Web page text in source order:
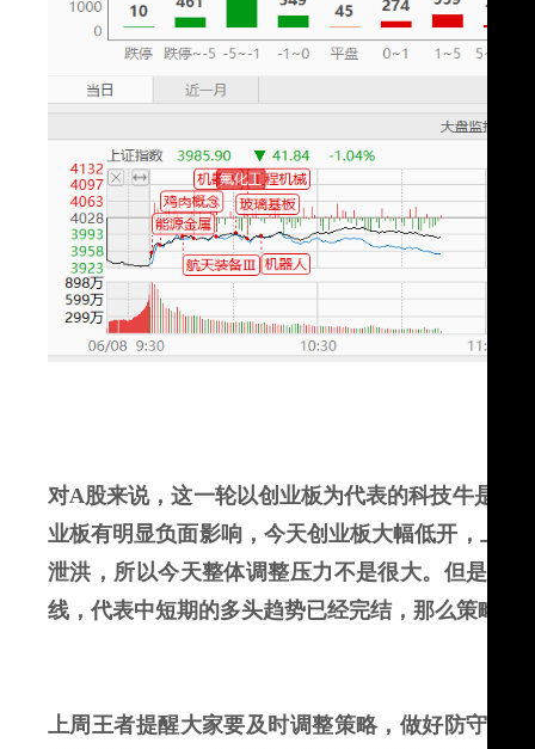
对A股来说，这一轮以创业板为代表的科技牛是跟
业板有明显负面影响，今天创业板大幅低开，上午
泄洪，所以今天整体调整压力不是很大。但是这
线，代表中短期的多头趋势已经完结，那么策略上
上周王者提醒大家要及时调整策略，做好防守准